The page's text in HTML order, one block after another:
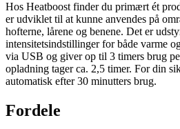
Hos Heatboost finder du primært ét
er udviklet til at kunne anvendes på
hofterne, lårene og benene. Det er
intensitetsindstillinger for både varme
via USB og giver op til 3 timers brug
opladning tager ca. 2,5 timer. For din
automatisk efter 30 minutters brug.
Fordele